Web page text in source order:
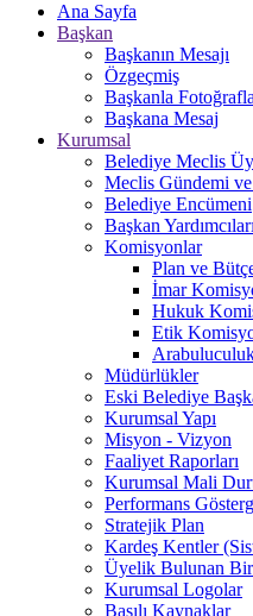
Ana Sayfa
Başkan
Başkanın Mesajı
Özgeçmiş
Başkanla
Başkana Mesaj
Kurumsal
Belediye Meclis
Meclis Gündemi
Belediye Encümeni
Başkan Yardımcıları
Komisyonlar
Plan ve
İmar
Hukuk
Etik
Müdürlükler
Eski Belediye
Kurumsal Yapı
Misyon - Vizyon
Faaliyet Raporları
Kurumsal Mali
Performans
Stratejik Plan
Kardeş Kentler
Üyelik Bulunan
Kurumsal Logolar
Basılı Kaynaklar